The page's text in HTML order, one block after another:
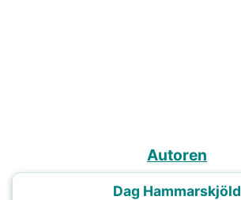
Autoren
Dag Hammarskjöld